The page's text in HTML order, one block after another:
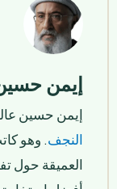
إيمن
إيمن حسين
النجف. وهو
العميقة حول